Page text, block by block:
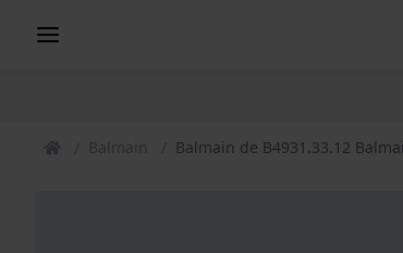
Balmain Balmain de B4931.33.12